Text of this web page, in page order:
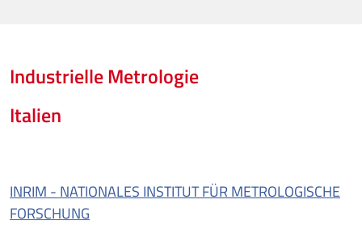
Industrielle Metrologie
Italien
INRIM - NATIONALES INSTITUT FÜR METROLOGISCHE
FORSCHUNG